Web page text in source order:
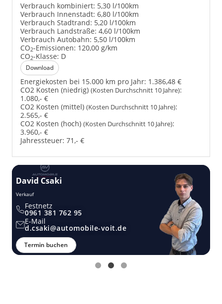
Verbrauch kombiniert: 5,30 l/100km
Verbrauch Innenstadt: 6,80 l/100km
Verbrauch Stadtrand: 5,20 l/100km
Verbrauch Landstraße: 4,60 l/100km
Verbrauch Autobahn: 5,50 l/100km
CO2-Emissionen: 120,00 g/km
CO2-Klasse: D
Download
Energiekosten bei 15.000 km pro Jahr: 1.386,48 €
CO2 Kosten (niedrig) (Kosten Durchschnitt 10 Jahre):
1.080,- €
CO2 Kosten (mittel) (Kosten Durchschnitt 10 Jahre):
2.565,- €
CO2 Kosten (hoch) (Kosten Durchschnitt 10 Jahre):
3.960,- €
Jahressteuer: 71,- €
David Csaki
Verkauf
Festnetz
0961 381 762 95
E-Mail
d.csaki@automobile-voit.de
Termin buchen